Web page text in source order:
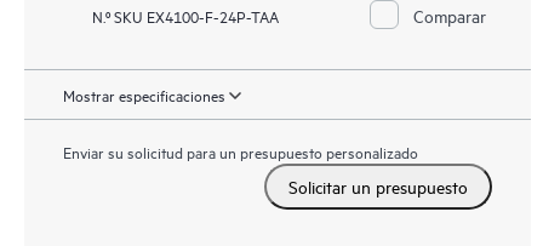
N.º SKU EX4100-F-24P-TAA Comparar
Mostrar especificaciones
Enviar su solicitud para un presupuesto personalizado
Solicitar un presupuesto